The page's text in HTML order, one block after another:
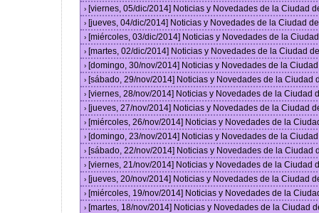
› [viernes, 05/dic/2014] Noticias y Novedades de la Ciudad
› [jueves, 04/dic/2014] Noticias y Novedades de la Ciudad
› [miércoles, 03/dic/2014] Noticias y Novedades de la
› [martes, 02/dic/2014] Noticias y Novedades de la Ciudad
› [domingo, 30/nov/2014] Noticias y Novedades de la
› [sábado, 29/nov/2014] Noticias y Novedades de la Ciudad
› [viernes, 28/nov/2014] Noticias y Novedades de la Ciudad
› [jueves, 27/nov/2014] Noticias y Novedades de la Ciudad
› [miércoles, 26/nov/2014] Noticias y Novedades de la
› [domingo, 23/nov/2014] Noticias y Novedades de la
› [sábado, 22/nov/2014] Noticias y Novedades de la Ciudad
› [viernes, 21/nov/2014] Noticias y Novedades de la Ciudad
› [jueves, 20/nov/2014] Noticias y Novedades de la Ciudad
› [miércoles, 19/nov/2014] Noticias y Novedades de la
› [martes, 18/nov/2014] Noticias y Novedades de la Ciudad